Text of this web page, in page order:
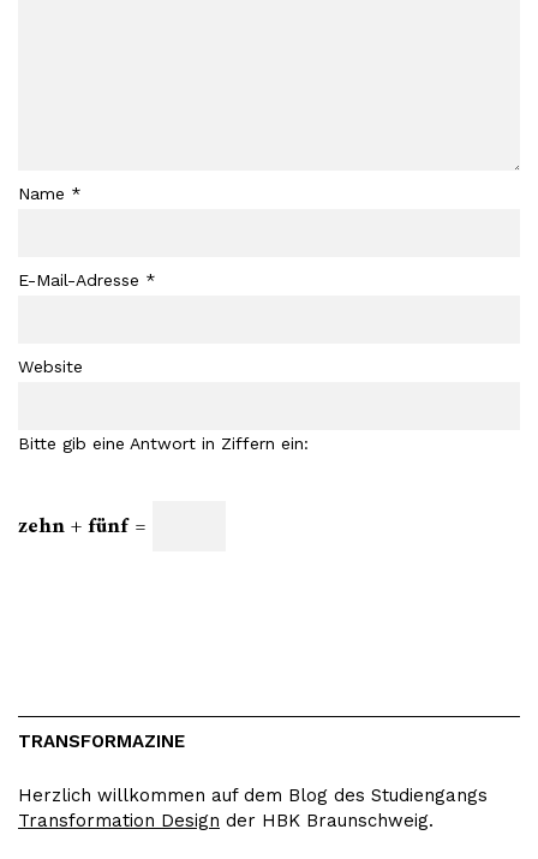
Name *
E-Mail-Adresse *
Website
Bitte gib eine Antwort in Ziffern ein:
zehn + fünf =
TRANSFORMAZINE
Herzlich willkommen auf dem Blog des Studiengangs
Transformation Design der HBK Braunschweig.